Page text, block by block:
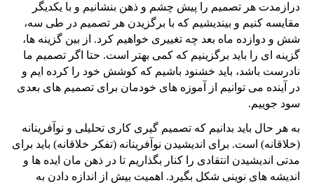
درازمدت هر تصمیم را پیش چشم و ذهن بنشانیم و با یکدیگر
مقایسه کنیم و بیندیشیم که با برگزیدن هر تصمیم در طی سه،
شش و دوازده ماه بعد چه تغییری خواهیم کرد. از بین گزینه ها،
گزینه ای را باید برگزینیم که کمی بهتر است. حتا اگر تصمیم ما
نادرست باشد، باید خشنود باشیم که کوشش خود را کرده ایم و
در آینده می توانیم از آموزه های خودمان برای تصمیم های بعدی
سود جوییم.
به هر حال باید بدانیم که تصمیم گیری کاری تحلیلی و نوآفرینانه
(خلاقانه) است. برای اندیشیدن نوآفرینانه (تفکر خلاقانه) باید برای
مدتی اندیشیدن انتقادی را کنار بگذاریم تا در ذهن مان ایده ها و
اندیشه های نوینی شکل بگیرد. اهمیت بیش از اندازه دادن به